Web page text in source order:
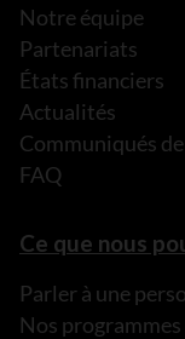
Notre équipe
Partenariats
États financiers
Actualités
Communiqués
FAQ
Ce que nous
Parler à une
Nos